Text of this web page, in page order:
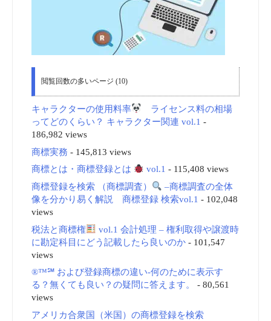
閲覧回数の多いページ (10)
キャラクターの使用料率
ライセンス料の相場
ってどのくらい？ キャラクター関連 vol.1 -
186,982 views
商標実務 - 145,813 views
商標とは・商標登録とは
vol.1 - 115,408 views
商標登録を検索 （商標調査）
–商標調査の全体
像を分かり易く解説 商標登録 検索vol.1 - 102,048
views
税法と商標権
vol.1 会計処理 – 権利取得や譲渡時
に勘定科目にどう記載したら良いのか- 101,547
views
®™℠ および登録商標の違い-何のために表示す
る？無くても良い？の疑問に答えます。
- 80,561
views
アメリカ合衆国（米国）の商標登録を検索